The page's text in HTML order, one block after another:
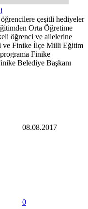
çeşitli hediyeler
Orta Öğretime
öğrenci ve ailelerine
ve Finike İlçe Milli Eğitim
Finike
Belediye Başkanı
08.08.2017
0